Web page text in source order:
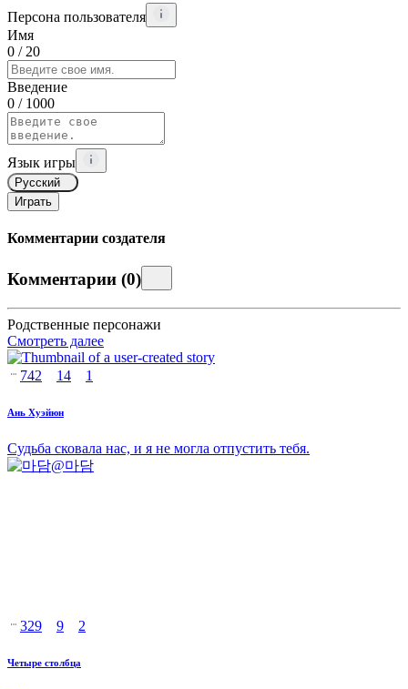
Персона пользователя
Имя
0 / 20
Введение
0 / 1000
Язык игры
Русский
Играть
Комментарии создателя
Комментарии (0)
Родственные персонажи
Смотреть далее
742 14 1
Ань Хуэйюн
Судьба сковала нас, и я не могла отпустить тебя.
@마담
329 9 2
Четыре столбца